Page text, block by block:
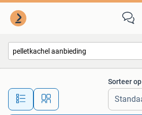
Alle afstanden…
Sorteer op